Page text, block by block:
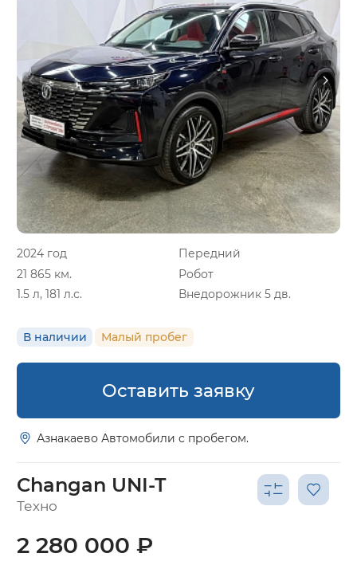
2024 год
Передний
21 865 км.
Робот
1.5 л, 181 л.с.
Внедорожник 5 дв.
В наличии Малый пробег
Оставить заявку
Азнакаево Автомобили с пробегом.
Changan UNI-T
Техно
2 280 000 ₽